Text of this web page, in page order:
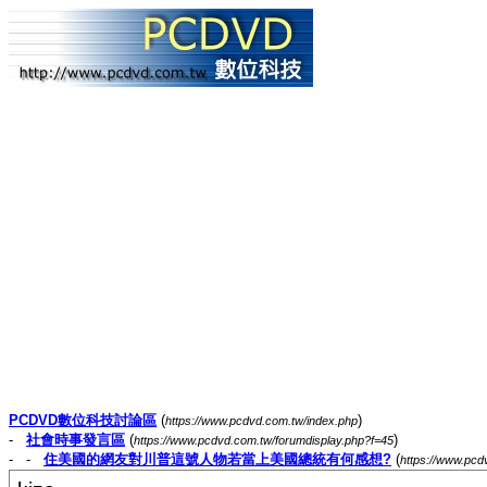
PCDVD數位科技討論區 (https://www.pcdvd.com.tw/index.php)
- 社會時事發言區 (https://www.pcdvd.com.tw/forumdisplay.php?f=45)
- - 住美國的網友對川普這號人物若當上美國總統有何感想? (https://